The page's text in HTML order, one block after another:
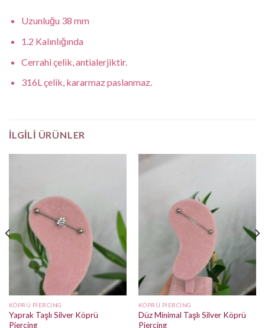
Uzunluğu 38 mm
1.2 Kalınlığında
Cerrahi çelik, antialerjiktir.
316L çelik, kararmaz paslanmaz.
İLGILI ÜRÜNLER
KÖPRÜ PIERCING
Yaprak Taşlı Silver Köprü
Piercing
KÖPRÜ PIERCING
Düz Minimal Taşlı Silver Köprü
Piercing